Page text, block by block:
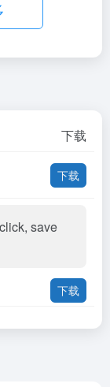
下载
下载
save
下载